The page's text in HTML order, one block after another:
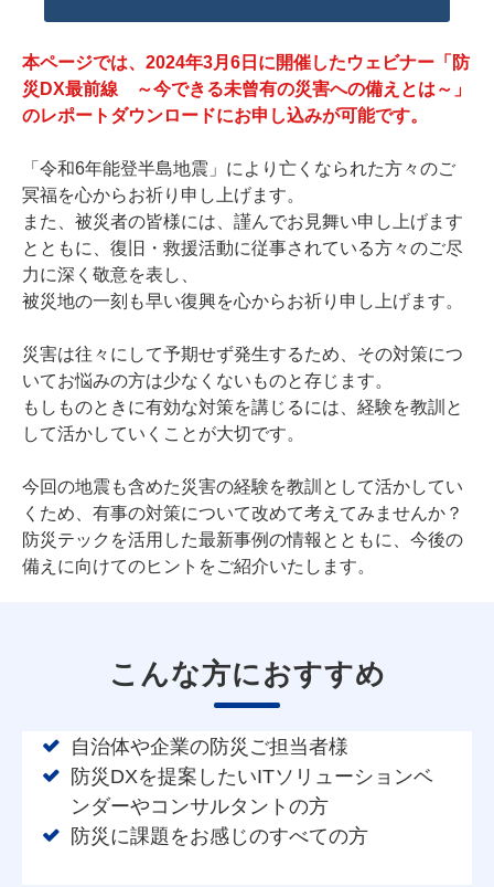
本ページでは、2024年3月6日に開催したウェビナー「防
災DX最前線 ～今できる未曾有の災害への備えとは～」
のレポートダウンロードにお申し込みが可能です。
「令和6年能登半島地震」により亡くなられた方々のご
冥福を心からお祈り申し上げます。
また、被災者の皆様には、謹んでお見舞い申し上げます
とともに、復旧・救援活動に従事されている方々のご尽
力に深く敬意を表し、
被災地の一刻も早い復興を心からお祈り申し上げます。
災害は往々にして予期せず発生するため、その対策につ
いてお悩みの方は少なくないものと存じます。
もしものときに有効な対策を講じるには、経験を教訓と
して活かしていくことが大切です。
今回の地震も含めた災害の経験を教訓として活かしてい
くため、有事の対策について改めて考えてみませんか？
防災テックを活用した最新事例の情報とともに、今後の
備えに向けてのヒントをご紹介いたします。
こんな方におすすめ
自治体や企業の防災ご担当者様
防災DXを提案したいITソリューションベ
ンダーやコンサルタントの方
防災に課題をお感じのすべての方